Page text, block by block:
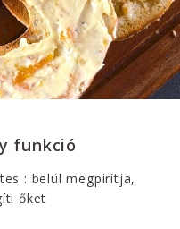
funkció
: belül megpirítja,
őket